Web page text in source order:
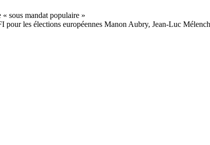
les élections européennes Manon Aubry, Jean-Luc